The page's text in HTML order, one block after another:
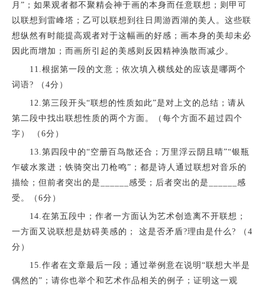
月”；如果观者都不聚精会神于画的本身而任意联想；则甲可
以联想到雷峰塔；乙可以联想到往日周游西湖的美人。这些联
想纵然有时能提高观者对于这幅画的好感；画本身的美却未必
因此而增加；而画所引起的美感则反因精神涣散而减少。
11.根据第一段的文意；依次填入横线处的应该是哪两个
词语? （4分）
12.第三段开头“联想的性质如此”是对上文的总结；请从
第二段中找出联想性质的两个方面。（每个方面不超过四个
字） （6分）
13.第四段中的“空册百鸟散还合；万里浮云阴且晴”“银瓶
乍破水浆迸；铁骑突出刀枪鸣”；都是诗人通过联想对音乐的
描绘；但前者突出的是______感受；后者突出的是______感
受。（6分）
14.在第五段中；作者一方面认为艺术创造离不开联想；
一方面又说联想是妨碍美感的； 这是否矛盾?理由是什么? （4
分）
15.作者在文章最后一段；通过举例意在说明“联想大半是
偶然的”；请你也举个和艺术作品相关的例子；证明这一观